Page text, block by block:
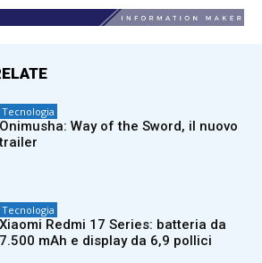
Tecnologia
Onimusha: Way of the Sword, il nuovo
trailer
Tecnologia
Xiaomi Redmi 17 Series: batteria da
7.500 mAh e display da 6,9 pollici